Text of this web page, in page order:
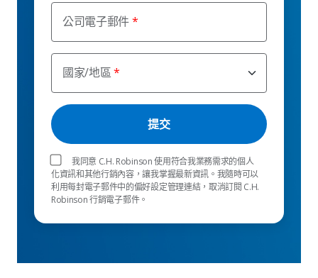
公司電子郵件
國家/地區
我同意 C.H. Robinson 使用符合我業務需求的個人
化資訊和其他行銷內容，讓我掌握最新資訊。我隨時可以
利用每封電子郵件中的偏好設定管理連結，取消訂閱 C.H.
Robinson 行銷電子郵件。